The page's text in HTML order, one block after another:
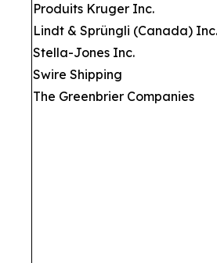
Produits Kruger Inc.
Lindt & Sprüngli (Canada) Inc.
Stella-Jones Inc.
Swire Shipping
The Greenbrier Companies